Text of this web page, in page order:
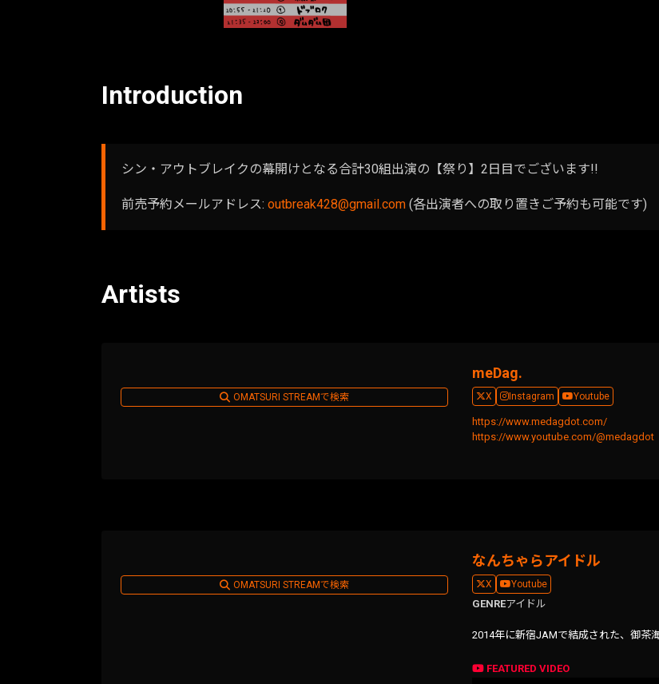
Introduction
シン・アウトブレイクの幕開けとなる合計30組出演の【祭り】2日目でございます!!
前売予約メールアドレス: outbreak428@gmail.com (各出演者への取り置きご予約も可能です)
Artists
OMATSURI STREAMで検索
meDag.
X Instagram Youtube
https://www.medagdot.com/
https://www.youtube.com/@medagdot
OMATSURI STREAMで検索
なんちゃらアイドル
X Youtube
GENREアイドル
2014年に新宿JAMで結成された、御茶
FEATURED VIDEO